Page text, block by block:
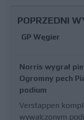
POPRZEDNI
GP Węgier
Norris wygrał
Ogromny pech
podium
Verstappen
wywalczonym